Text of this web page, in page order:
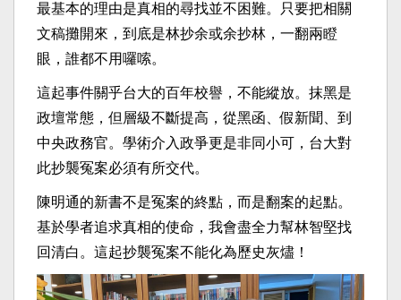
最基本的理由是真相的尋找並不困難。只要把相關
文稿攤開來，到底是林抄余或余抄林，一翻兩瞪
眼，誰都不用囉嗦。
這起事件關乎台大的百年校譽，不能縱放。抹黑是
政壇常態，但層級不斷提高，從黑函、假新聞、到
中央政務官。學術介入政爭更是非同小可，台大對
此抄襲冤案必須有所交代。
陳明通的新書不是冤案的終點，而是翻案的起點。
基於學者追求真相的使命，我會盡全力幫林智堅找
回清白。這起抄襲冤案不能化為歷史灰燼！